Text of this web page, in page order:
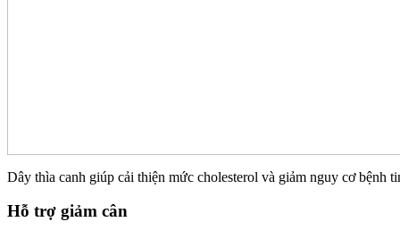
Dây thìa canh giúp cải thiện mức cholesterol và giảm nguy cơ bệnh
Hỗ trợ giảm cân